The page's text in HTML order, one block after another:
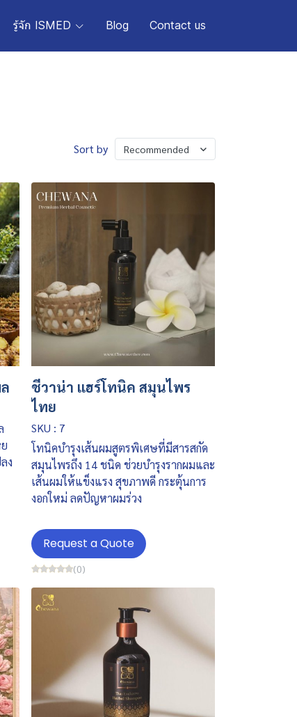
รู้จัก ISMED Blog Contact us
Sort by Recommended
ง
ชีวาน่า แฮร์โทนิค สมุนไพร
ไทย
SKU : 7
โทนิคบำรุงเส้นผมสูตรพิเศษที่มีสารสกัด
สมุนไพรถึง 14 ชนิด ช่วยบำรุงรากผมและ
เส้นผมให้แข็งแรง สุขภาพดี กระตุ้นการ
งอกใหม่ ลดปัญหาผมร่วง
Request a Quote
(0)